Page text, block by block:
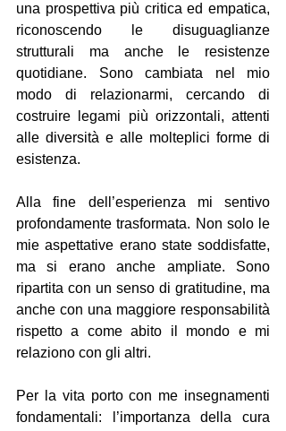
una prospettiva più critica ed empatica,
riconoscendo le disuguaglianze
strutturali ma anche le resistenze
quotidiane. Sono cambiata nel mio
modo di relazionarmi, cercando di
costruire legami più orizzontali, attenti
alle diversità e alle molteplici forme di
esistenza.
Alla fine dell’esperienza mi sentivo
profondamente trasformata. Non solo le
mie aspettative erano state soddisfatte,
ma si erano anche ampliate. Sono
ripartita con un senso di gratitudine, ma
anche con una maggiore responsabilità
rispetto a come abito il mondo e mi
relaziono con gli altri.
Per la vita porto con me insegnamenti
fondamentali: l’importanza della cura